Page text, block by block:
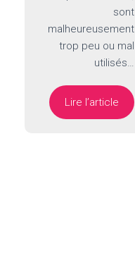
sont
malheureusement
trop peu ou mal
utilisés…
Lire l’article